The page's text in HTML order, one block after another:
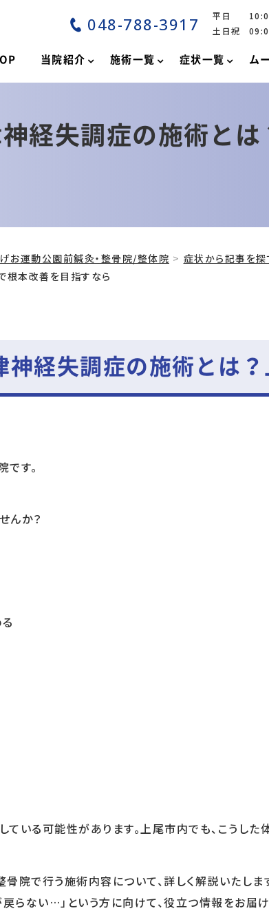
048-788-3917
平日
土日祝
当院紹介 施術一覧 症状一覧 ム
経失調症の施術と
お運動公園前鍼灸・整骨院/整体院
症状から記事を探
根本改善を目指すなら
神経失調症の施術とは
す。
んか？
ている可能性があります。上尾市内でも、こうし
骨院で行う施術内容について、詳しく解説いたします
らない…」という方に向けて、役立つ情報をお届け